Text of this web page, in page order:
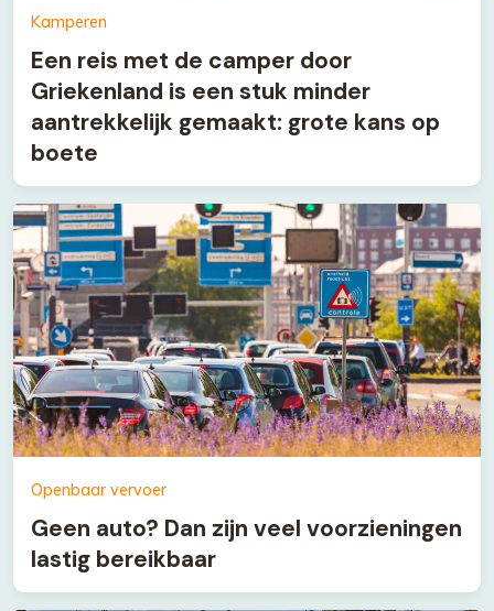
Kamperen
Een reis met de camper door
Griekenland is een stuk minder
aantrekkelijk gemaakt: grote kans op
boete
Openbaar vervoer
Geen auto? Dan zijn veel voorzieningen
lastig bereikbaar